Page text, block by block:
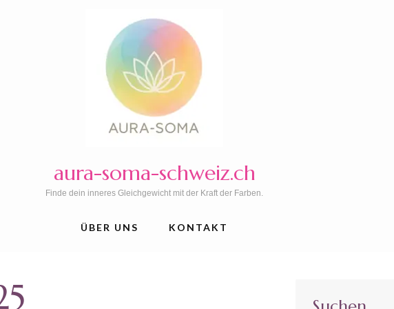
aura-soma-schweiz.ch
Finde dein inneres Gleichgewicht mit der Kraft der Farben.
ÜBER UNS KONTAKT